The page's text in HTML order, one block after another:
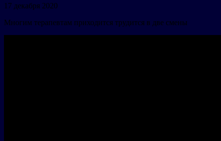
17 декабря 2020
Многим терапевтам приходится трудится в две смены